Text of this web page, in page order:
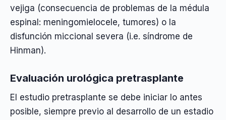
vejiga (consecuencia de problemas de la médula
espinal: meningomielocele, tumores) o la
disfunción miccional severa (i.e. síndrome de
Hinman).
Evaluación urológica pretrasplante
El estudio pretrasplante se debe iniciar lo antes
posible, siempre previo al desarrollo de un estadio